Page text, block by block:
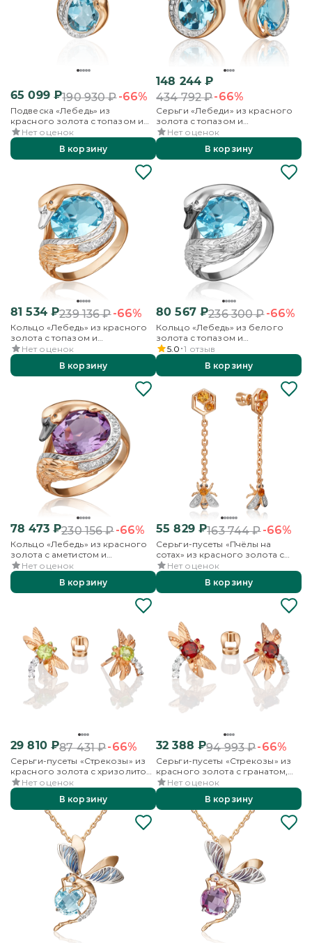
65 099₽190 930₽-66%
Подвеска «Лебедь» из
красного золота с топазом и
бесцветными топазами
Нет оценок
В корзину
148 244 ₽
434 792₽-66%
Серьги «Лебеди» из красного
золота с топазом и
бесцветными топазами
Нет оценок
В корзину
81 534₽239 136₽-66%
Кольцо «Лебедь» из красного
золота с топазом и
бесцветными топазами
Нет оценок
В корзину
80 567₽236 300₽-66%
Кольцо «Лебедь» из белого
золота с топазом и
бесцветными топазами
5.0 1 отзыв
В корзину
78 473₽230 156₽-66%
Кольцо «Лебедь» из красного
золота с аметистом и
бесцветными топазами
Нет оценок
В корзину
55 829₽163 744₽-66%
Серьги-пусеты «Пчёлы на
сотах» из красного золота с
цитринами и бесцветными
топазами
Нет оценок
В корзину
29 810₽87 431₽-66%
Серьги-пусеты «Стрекозы» из
красного золота с хризолитом,
бесцветными топазами и
эмалью
Нет оценок
В корзину
32 388 ₽94 993₽-66%
Серьги-пусеты «Стрекозы» из
красного золота с гранатом,
бесцветными топазами и
эмалью
Нет оценок
В корзину